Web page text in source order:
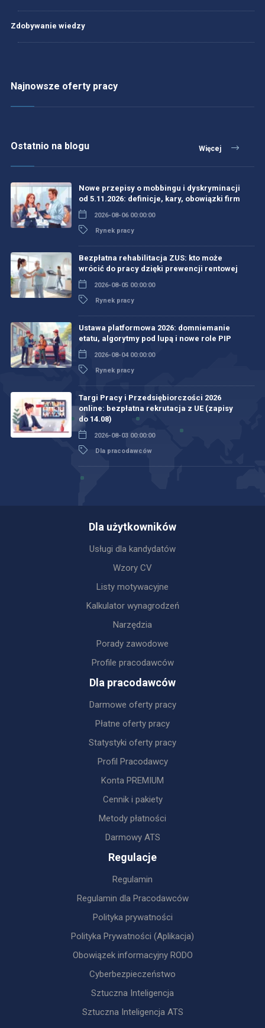
Zdobywanie wiedzy
Najnowsze oferty pracy
Ostatnio na blogu Więcej
Nowe przepisy o mobbingu i dyskryminacji
od 5.11.2026: definicje, kary, obowiązki firm
2026-08-06 00:00:00
Rynek pracy
Bezpłatna rehabilitacja ZUS: kto może
wrócić do pracy dzięki prewencji rentowej
2026-08-05 00:00:00
Rynek pracy
Ustawa platformowa 2026: domniemanie
etatu, algorytmy pod lupą i nowe role PIP
2026-08-04 00:00:00
Rynek pracy
Targi Pracy i Przedsiębiorczości 2026
online: bezpłatna rekrutacja z UE (zapisy
do 14.08)
2026-08-03 00:00:00
Dla pracodawców
Dla użytkowników
Usługi dla kandydatów
Wzory CV
Listy motywacyjne
Kalkulator wynagrodzeń
Narzędzia
Porady zawodowe
Profile pracodawców
Dla pracodawców
Darmowe oferty pracy
Płatne oferty pracy
Statystyki oferty pracy
Profil Pracodawcy
Konta PREMIUM
Cennik i pakiety
Metody płatności
Darmowy ATS
Regulacje
Regulamin
Regulamin dla Pracodawców
Polityka prywatności
Polityka Prywatności (Aplikacja)
Obowiązek informacyjny RODO
Cyberbezpieczeństwo
Sztuczna Inteligencja
Sztuczna Inteligencja ATS